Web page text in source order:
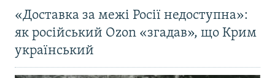
«Доставка за межі Росії недоступна»:
як російський Ozon «згадав», що Крим
український